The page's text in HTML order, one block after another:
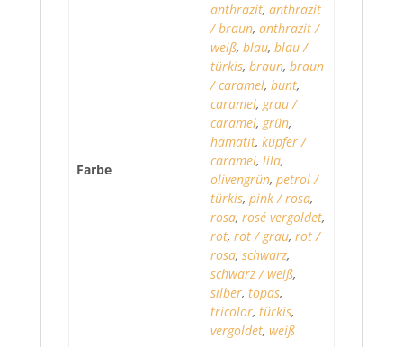
Farbe
anthrazit, anthrazit
/ braun, anthrazit /
weiß, blau, blau /
türkis, braun, braun
/ caramel, bunt,
caramel, grau /
caramel, grün,
hämatit, kupfer /
caramel, lila,
olivengrün, petrol /
türkis, pink / rosa,
rosa, rosé vergoldet,
rot, rot / grau, rot /
rosa, schwarz,
schwarz / weiß,
silber, topas,
tricolor, türkis,
vergoldet, weiß